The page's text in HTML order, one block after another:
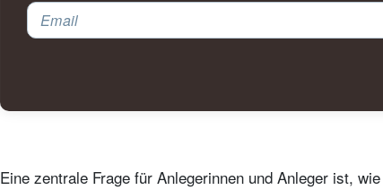
Email
Eine zentrale Frage für Anlegerinnen und Anleger ist,
Select an Option
Titel Vorname